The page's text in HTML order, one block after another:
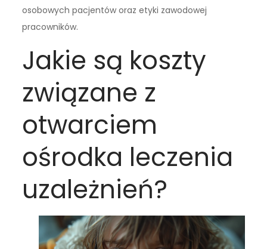
osobowych pacjentów oraz etyki zawodowej
pracowników.
Jakie są koszty
związane z
otwarciem
ośrodka leczenia
uzależnień?